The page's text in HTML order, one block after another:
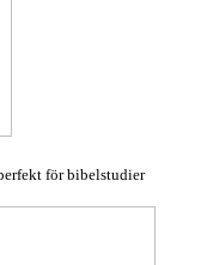
för bibelstudier